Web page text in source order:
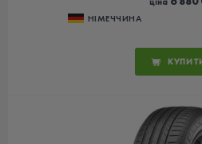
ціна
НІМЕЧЧИНА